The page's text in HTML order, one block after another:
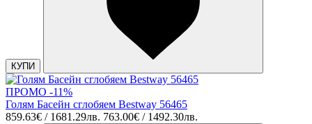
КУПИ
ПРОМО -11%
Голям Басейн сглобяем Bestway 56465
859.63€ / 1681.29лв. 763.00€ / 1492.30лв.